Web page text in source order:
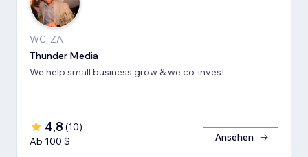
WC, ZA
Thunder Media
We help small business grow & we co-invest
4,8 (10)
Ab 100 $
Ansehen